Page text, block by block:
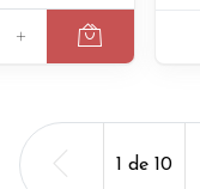
+
1 de 10